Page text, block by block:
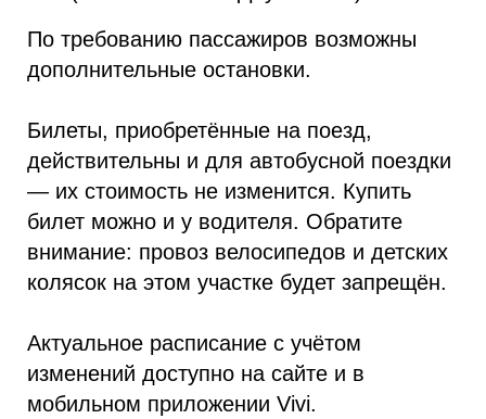
По требованию пассажиров возможны
дополнительные остановки.
Билеты, приобретённые на поезд,
действительны и для автобусной поездки
— их стоимость не изменится. Купить
билет можно и у водителя. Обратите
внимание: провоз велосипедов и детских
колясок на этом участке будет запрещён.
Актуальное расписание с учётом
изменений доступно на сайте и в
мобильном приложении Vivi.